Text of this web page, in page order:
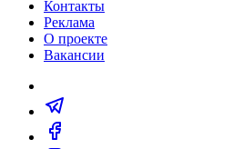
Контакты
Реклама
О проекте
Вакансии